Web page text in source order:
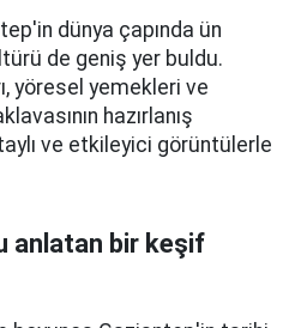
dünya çapında ün
de geniş yer buldu.
yöresel yemekleri ve
hazırlanış
ve etkileyici görüntülerle
anlatan bir keşif